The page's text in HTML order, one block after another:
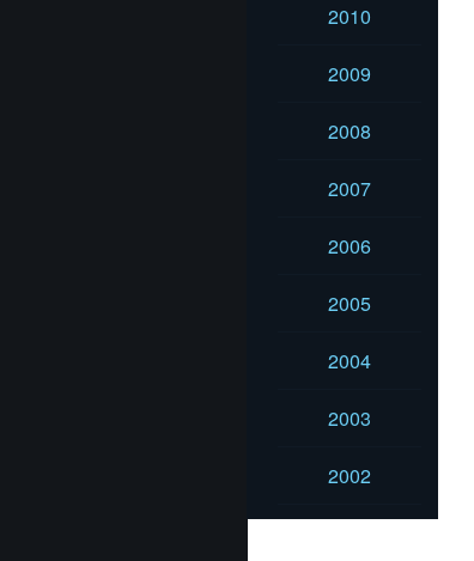
2010
2009
2008
2007
2006
2005
2004
2003
2002